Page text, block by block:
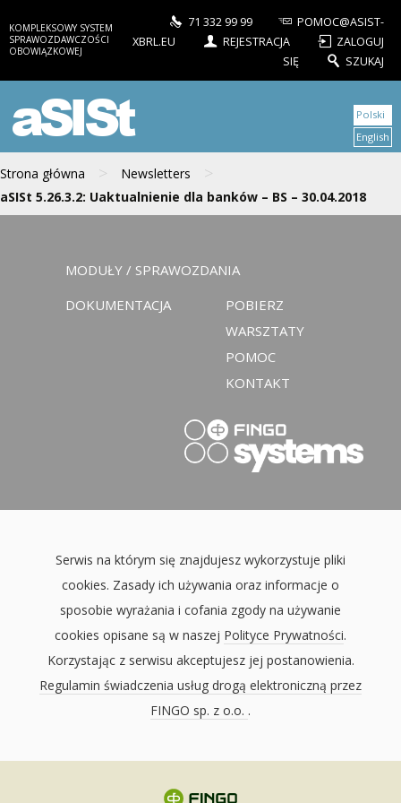
KOMPLEKSOWY SYSTEM
SPRAWOZDAWCZOŚCI
OBOWIĄZKOWEJ
71 332 99 99
POMOC@ASIST-
XBRL.EU
REJESTRACJA
ZALOGUJ
SIĘ
SZUKAJ
aSISt
Strona główna > Newsletters >
aSISt 5.26.3.2: Uaktualnienie dla banków – BS – 30.04.2018
Polski
English
MODUŁY / SPRAWOZDANIA
DOKUMENTACJA
POBIERZ
WARSZTATY
POMOC
KONTAKT
Serwis na którym się znajdujesz wykorzystuje pliki
cookies. Zasady ich używania oraz informacje o
sposobie wyrażania i cofania zgody na używanie
cookies opisane są w naszej Polityce Prywatności.
Korzystając z serwisu akceptujesz jej postanowienia.
Regulamin świadczenia usług drogą elektroniczną przez
FINGO sp. z o.o. .